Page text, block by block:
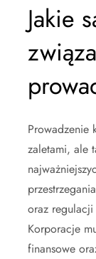
Jakie
Prowadzenie
zaletami, ale
oraz
Korporacje
finansowe